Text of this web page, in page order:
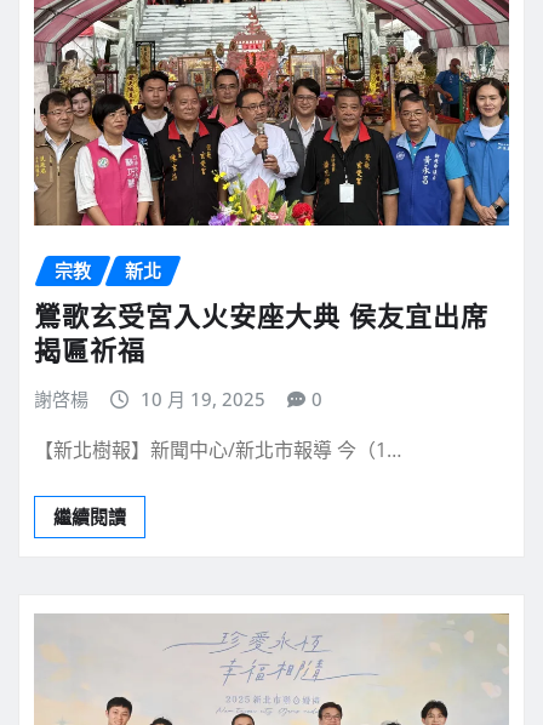
宗教 新北
鶯歌玄受宮入火安座大典 侯友宜出席
揭匾祈福
謝啓楊 10 月 19, 2025 0
【新北樹報】新聞中心/新北市報導 今（1…
繼續閱讀